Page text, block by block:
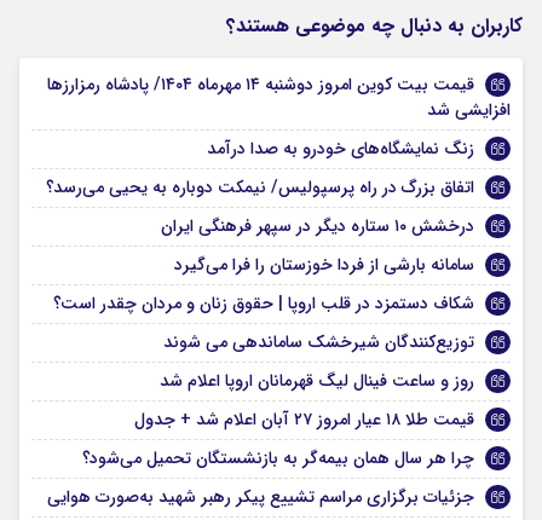
کاربران به دنبال چه موضوعی هستند؟
قیمت بیت کوین امروز دوشنبه ۱۴ مهرماه ۱۴۰۴/ پادشاه رمزارزها
افزایشی شد
زنگ نمایشگاه‌های خودرو به صدا درآمد
اتفاق بزرگ در راه پرسپولیس/ نیمکت دوباره به یحیی می‌رسد؟
درخشش ۱۰ ستاره دیگر در سپهر فرهنگی ایران
سامانه بارشی از فردا خوزستان را فرا می‌گیرد
شکاف دستمزد در قلب اروپا | حقوق زنان و مردان چقدر است؟
توزیع‌کنندگان شیرخشک ساماندهی می شوند
روز و ساعت فینال لیگ قهرمانان اروپا اعلام شد
قیمت طلا ۱۸ عیار امروز ۲۷ آبان اعلام شد + جدول
چرا هر سال همان بیمه‌گر به بازنشستگان تحمیل می‌شود؟
جزئیات برگزاری مراسم تشییع پیکر رهبر شهید به‌صورت هوایی